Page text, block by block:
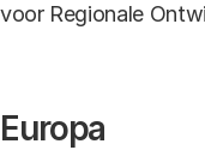
voor Regionale
Europa